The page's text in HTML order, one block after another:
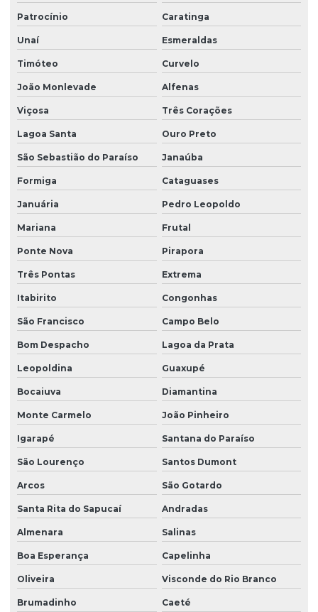
Patrocínio Caratinga
Unaí Esmeraldas
Timóteo Curvelo
João Monlevade Alfenas
Viçosa Três Corações
Lagoa Santa Ouro Preto
São Sebastião do Paraíso Janaúba
Formiga Cataguases
Januária Pedro Leopoldo
Mariana Frutal
Ponte Nova Pirapora
Três Pontas Extrema
Itabirito Congonhas
São Francisco Campo Belo
Bom Despacho Lagoa da Prata
Leopoldina Guaxupé
Bocaiuva Diamantina
Monte Carmelo João Pinheiro
Igarapé Santana do Paraíso
São Lourenço Santos Dumont
Arcos São Gotardo
Santa Rita do Sapucaí Andradas
Almenara Salinas
Boa Esperança Capelinha
Oliveira Visconde do Rio Branco
Brumadinho Caeté